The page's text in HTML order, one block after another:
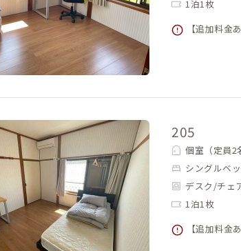
1泊1枚
【追加料金
205
個室（定員2
シングルベ
デスク/チェ
1泊1枚
【追加料金